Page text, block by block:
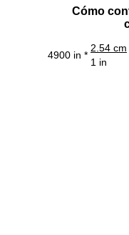
Cómo
4900 in *
2.54 cm
1 in